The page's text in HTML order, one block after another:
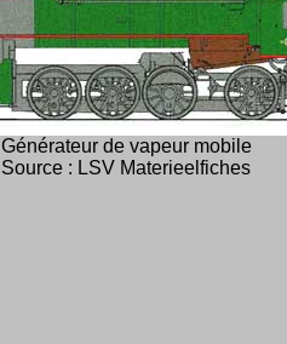
Générateur de vapeur mobile
Source : LSV Materieelfiches